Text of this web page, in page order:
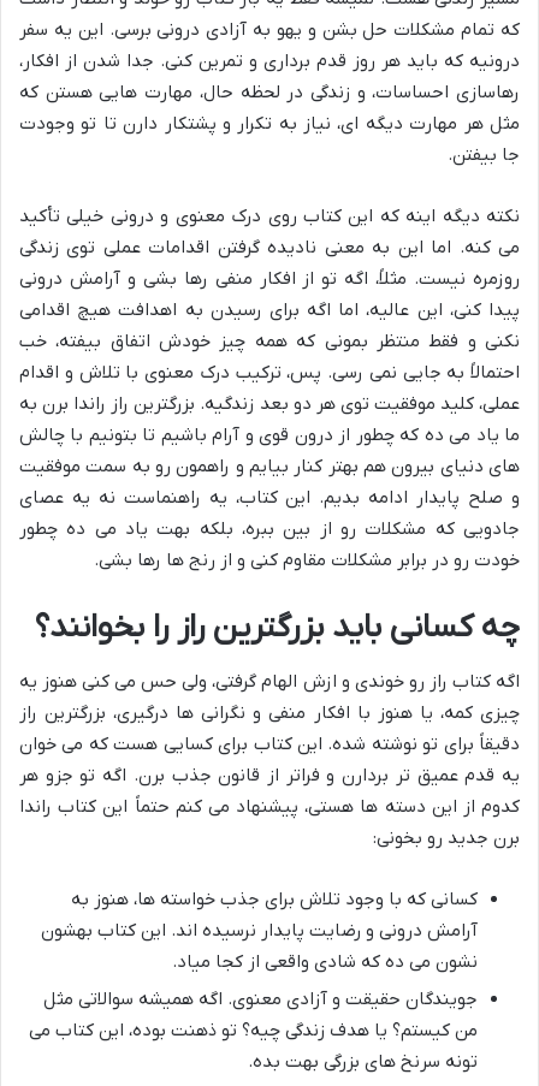
که تمام مشکلات حل بشن و یهو به آزادی درونیبرسی. این یه سفر
درونیه که باید هر روز قدم برداری و تمرین کنی. جدا شدن از افکار،
رهاسازی احساسات، و زندگی در لحظه حال، مهارت هایی هستن که
مثل هر مهارت دیگه ای، نیاز به تکرار و پشتکار دارن تا تو وجودت
جا بیفتن.
نکته دیگه اینه که این کتاب روی درک معنوی و درونی خیلی تأکید
می کنه. اما این به معنی نادیده گرفتن اقدامات عملی توی زندگی
روزمره نیست. مثلاً، اگه تو از افکار منفی رها بشی و آرامش درونی
پیدا کنی، این عالیه، اما اگه برای رسیدن به اهدافت هیچ اقدامی
نکنی و فقط منتظر بمونی که همه چیز خودش اتفاق بیفته، خب
احتمالاً به جایی نمی رسی. پس، ترکیب درک معنوی با تلاش و اقدام
عملی، کلید موفقیت توی هر دو بعد زندگیه. بزرگترین راز راندا برنبه
ما یاد می ده که چطور از درون قوی و آرام باشیم تا بتونیم با چالش
های دنیای بیرون هم بهتر کنار بیایم و راهمون رو به سمت موفقیت
و صلح پایدار ادامه بدیم. این کتاب، یه راهنماست نه یه عصای
جادویی که مشکلات رو از بین ببره، بلکه بهت یاد می ده چطور
خودت رو در برابر مشکلات مقاوم کنی و از رنج ها رها بشی.
چه کسانی باید بزرگترین راز را بخوانند؟
اگه کتاب راز رو خوندی و ازش الهام گرفتی، ولی حس می کنی هنوز یه
چیزی کمه، یا هنوز با افکار منفی و نگرانی ها درگیری، بزرگترین راز
دقیقاً برای تو نوشته شده. این کتاب برای کسایی هست که می خوان
یه قدم عمیق تر بردارن و فراتر از قانون جذب برن. اگه تو جزو هر
کدوم از این دسته ها هستی، پیشنهاد می کنم حتماً این کتاب راندا
برن جدید رو بخونی:
کسانی که با وجود تلاش برای جذب خواسته ها، هنوز به
آرامش درونی و رضایت پایدار نرسیده اند. این کتاب بهشون
نشون می ده که شادی واقعی از کجا میاد.
جویندگان حقیقت و آزادی معنوی. اگه همیشه سوالاتی مثل
من کیستم؟ یا هدف زندگی چیه؟ تو ذهنت بوده، این کتاب می
تونه سرنخ های بزرگی بهت بده.